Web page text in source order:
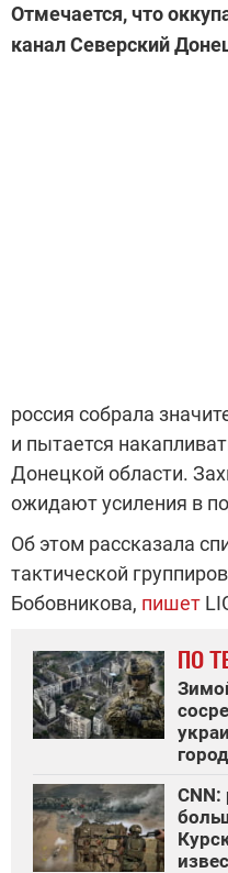
Отмечается, что
канал Северский
россия собрала
и пытается
Донецкой области.
ожидают усиления в
Об этом рассказала
тактической
Бобовникова, пишет
ПО
CNN: